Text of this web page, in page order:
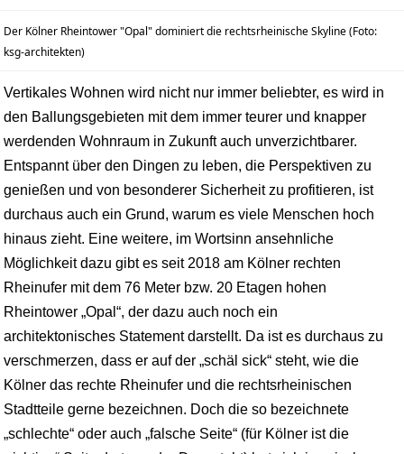
Der Kölner Rheintower "Opal" dominiert die rechtsrheinische Skyline (Foto:
ksg-architekten)
Vertikales Wohnen wird nicht nur immer beliebter, es wird in
den Ballungsgebieten mit dem immer teurer und knapper
werdenden Wohnraum in Zukunft auch unverzichtbarer.
Entspannt über den Dingen zu leben, die Perspektiven zu
genießen und von besonderer Sicherheit zu profitieren, ist
durchaus auch ein Grund, warum es viele Menschen hoch
hinaus zieht. Eine weitere, im Wortsinn ansehnliche
Möglichkeit dazu gibt es seit 2018 am Kölner rechten
Rheinufer mit dem 76 Meter bzw. 20 Etagen hohen
Rheintower „Opal“, der dazu auch noch ein
architektonisches Statement darstellt. Da ist es durchaus zu
verschmerzen, dass er auf der „schäl sick“ steht, wie die
Kölner das rechte Rheinufer und die rechtsrheinischen
Stadtteile gerne bezeichnen. Doch die so bezeichnete
„schlechte“ oder auch „falsche Seite“ (für Kölner ist die